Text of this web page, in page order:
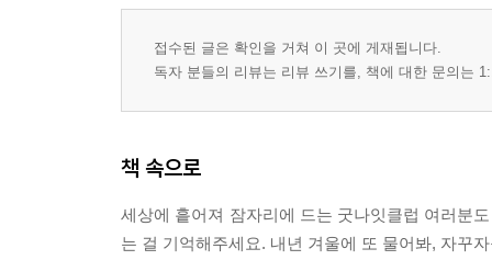
접수된 글은 확인을 거쳐 이 곳에 게재됩니다.
독자 분들의 리뷰는 리뷰 쓰기를, 책에 대한 문의는
책 속으로
세상에 흩어져 잠자리에 드는 굿나잇클럽 여러분
는 걸 기억해주세요. 내년 겨울에 또 물어봐, 자꾸